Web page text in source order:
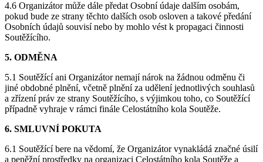
4.6 Organizátor může dále předat Osobní údaje dalším osobám,
pokud bude ze strany těchto dalších osob osloven a takové předání
Osobních údajů souvisí nebo by mohlo vést k propagaci činnosti
Soutěžícího.
5. ODMĚNA
5.1 Soutěžící ani Organizátor nemají nárok na žádnou odměnu či
jiné obdobné plnění, včetně plnění za udělení jednotlivých souhlasů
a zřízení práv ze strany Soutěžícího, s výjimkou toho, co Soutěžící
případně vyhraje v rámci finále Celostátního kola Soutěže.
6. SMLUVNÍ POKUTA
6.1 Soutěžící bere na vědomí, že Organizátor vynakládá značné úsilí
a peněžní prostředky na organizaci Celostátního kola Soutěže a